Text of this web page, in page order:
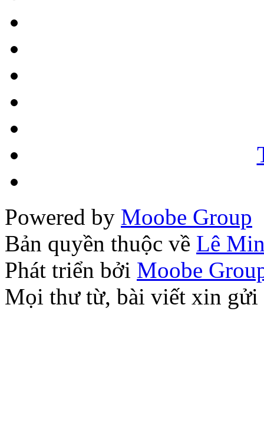
Powered by Moobe Group
Bản quyền thuộc về Lê
Phát triển bởi Moobe
Mọi thư từ, bài viết xin gửi